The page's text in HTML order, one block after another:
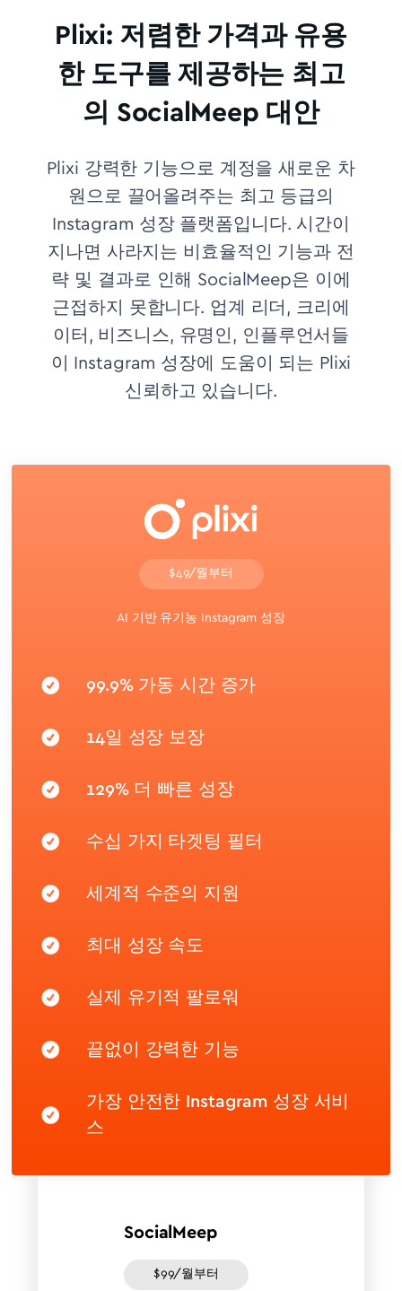
Plixi: 저렴한 가격과 유용
한 도구를 제공하는 최고
의 SocialMeep 대안
Plixi 강력한 기능으로 계정을 새로운 차
원으로 끌어올려주는 최고 등급의
Instagram 성장 플랫폼입니다. 시간이
지나면 사라지는 비효율적인 기능과 전
략 및 결과로 인해 SocialMeep은 이에
근접하지 못합니다. 업계 리더, 크리에
이터, 비즈니스, 유명인, 인플루언서들
이 Instagram 성장에 도움이 되는 Plixi
신뢰하고 있습니다.
$49/월부터
AI 기반 유기농 Instagram 성장
99.9% 가동 시간 증가
14일 성장 보장
129% 더 빠른 성장
수십 가지 타겟팅 필터
세계적 수준의 지원
최대 성장 속도
실제 유기적 팔로워
끝없이 강력한 기능
가장 안전한 Instagram 성장 서비
스
SocialMeep
$99/월부터